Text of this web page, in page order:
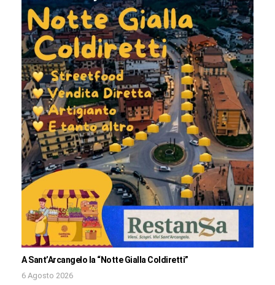
A Sant’Arcangelo la “Notte Gialla Coldiretti”
6 Agosto 2026